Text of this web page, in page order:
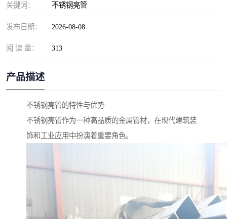
关键词： 不锈钢亮管
发布日期： 2026-08-08
阅 读 量： 313
产品描述
不锈钢亮管的特性与优势
不锈钢亮管作为一种高品质的金属管材，在现代建筑装
饰和工业应用中扮演着重要角色。